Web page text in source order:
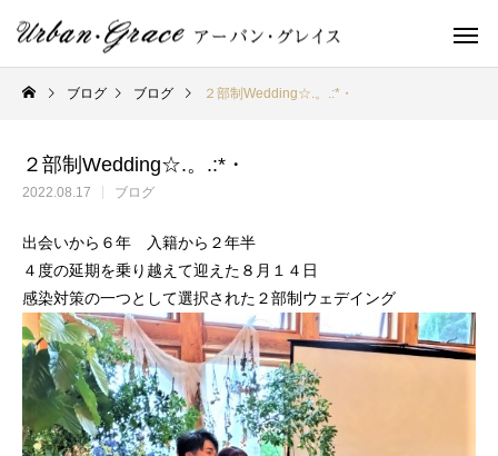
ブログ ブログ ２部制Wedding☆.。.:*・
２部制Wedding☆.。.:*・
2022.08.17 ブログ
出会いから６年 入籍から２年半
４度の延期を乗り越えて迎えた８月１４日
感染対策の一つとして選択された２部制ウェデイング